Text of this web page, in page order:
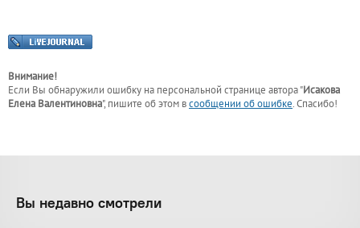
Внимание!
Если Вы обнаружили ошибку на персональной странице автора "Исакова
Елена Валентиновна", пишите об этом всообщении об ошибке. Спасибо!
Вы недавно смотрели